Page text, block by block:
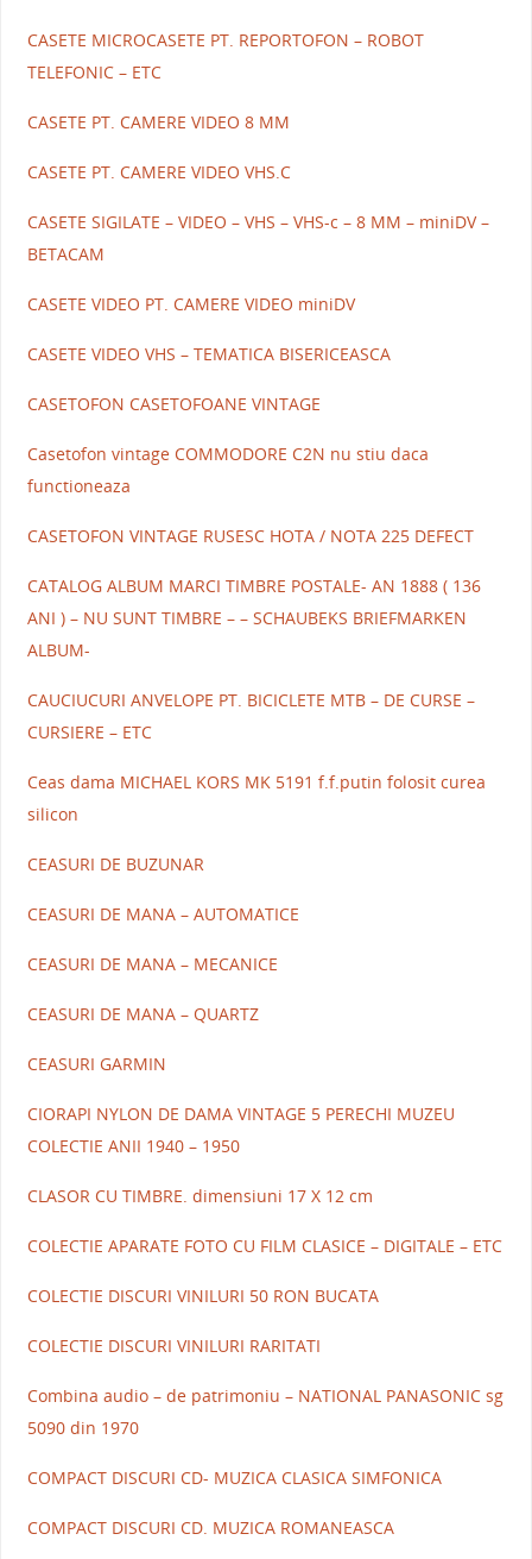
CASETE MICROCASETE PT. REPORTOFON – ROBOT
TELEFONIC – ETC
CASETE PT. CAMERE VIDEO 8 MM
CASETE PT. CAMERE VIDEO VHS.C
CASETE SIGILATE – VIDEO – VHS – VHS-c – 8 MM – miniDV –
BETACAM
CASETE VIDEO PT. CAMERE VIDEO miniDV
CASETE VIDEO VHS – TEMATICA BISERICEASCA
CASETOFON CASETOFOANE VINTAGE
Casetofon vintage COMMODORE C2N nu stiu daca
functioneaza
CASETOFON VINTAGE RUSESC HOTA / NOTA 225 DEFECT
CATALOG ALBUM MARCI TIMBRE POSTALE- AN 1888 ( 136
ANI ) – NU SUNT TIMBRE – – SCHAUBEKS BRIEFMARKEN
ALBUM-
CAUCIUCURI ANVELOPE PT. BICICLETE MTB – DE CURSE –
CURSIERE – ETC
Ceas dama MICHAEL KORS MK 5191 f.f.putin folosit curea
silicon
CEASURI DE BUZUNAR
CEASURI DE MANA – AUTOMATICE
CEASURI DE MANA – MECANICE
CEASURI DE MANA – QUARTZ
CEASURI GARMIN
CIORAPI NYLON DE DAMA VINTAGE 5 PERECHI MUZEU
COLECTIE ANII 1940 – 1950
CLASOR CU TIMBRE. dimensiuni 17 X 12 cm
COLECTIE APARATE FOTO CU FILM CLASICE – DIGITALE – ETC
COLECTIE DISCURI VINILURI 50 RON BUCATA
COLECTIE DISCURI VINILURI RARITATI
Combina audio – de patrimoniu – NATIONAL PANASONIC sg
5090 din 1970
COMPACT DISCURI CD- MUZICA CLASICA SIMFONICA
COMPACT DISCURI CD. MUZICA ROMANEASCA